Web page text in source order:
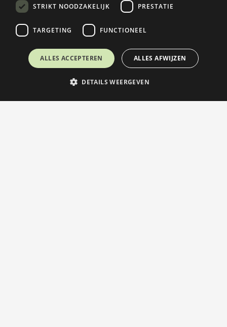
STRIKT NOODZAKELIJK PRESTATIE
TARGETING FUNCTIONEEL
ALLES ACCEPTEREN ALLES AFWIJZEN
DETAILS WEERGEVEN